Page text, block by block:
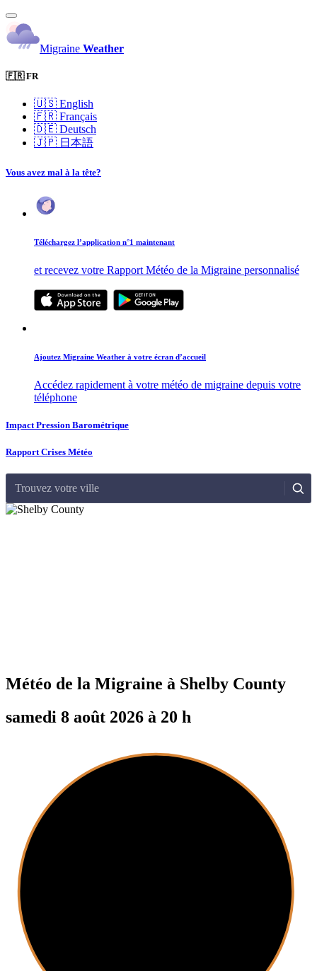
Migraine Weather
🇫🇷 FR
🇺🇸 English
🇫🇷 Français
🇩🇪 Deutsch
🇯🇵 日本語
Vous avez mal à la tête?
Téléchargez l’application n°1 maintenant
et recevez votre Rapport Météo de la Migraine personnalisé
Ajoutez Migraine Weather à votre écran d’accueil
Accédez rapidement à votre météo de migraine depuis votre
téléphone
Impact Pression Barométrique
Rapport Crises Météo
Trouvez votre ville
Météo de la Migraine à Shelby County
samedi 8 août 2026 à 20 h